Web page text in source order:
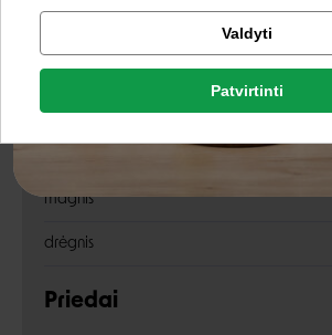
Rašyti atsiliepimą
žali pelenai
kalcis
magnis
drėgnis
Priedai
Rašyti atsiliepimą
Facebook
Valdyti
Patvirtinti